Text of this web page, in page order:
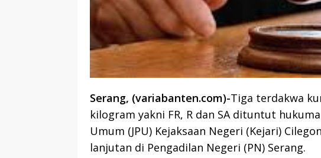
Serang, (variabanten.com)-Tiga terdakwa
kilogram yakni FR, R dan SA dituntut
Umum (JPU) Kejaksaan Negeri (Kejari)
lanjutan di Pengadilan Negeri (PN) Serang.